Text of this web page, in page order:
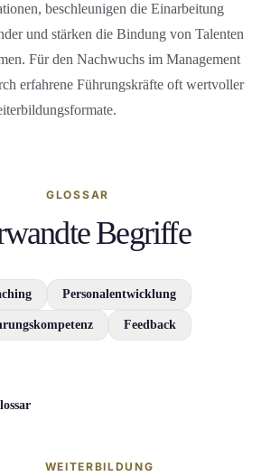
beschleunigen die Einarbeitung
und stärken die Bindung von Talenten
Für den Nachwuchs im Management
erfahrene Führungs­kräfte oft wertvoller
GLOSSAR
Begriffe
Personalentwicklung
Feedback
WEITERBILDUNG